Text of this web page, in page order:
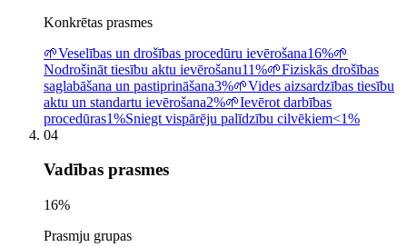
Konkrētas prasmes
🌱Veselības un drošības procedūru ievērošana16%🌱
Nodrošināt tiesību aktu ievērošanu11%🌱Fiziskās drošības
saglabāšana un pastiprināšana3%🌱Vides aizsardzības tiesību
aktu un standartu ievērošana2%🌱Ievērot darbības
procedūras1%Sniegt vispārēju palīdzību cilvēkiem<1%
04
Vadības prasmes
16%
Prasmju grupas